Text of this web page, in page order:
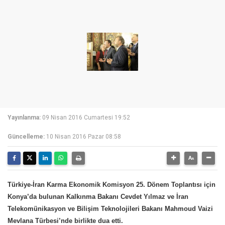
Yayınlanma: 09 Nisan 2016 Cumartesi 19:52
Güncelleme: 10 Nisan 2016 Pazar 08:58
Türkiye-İran Karma Ekonomik Komisyon 25. Dönem Toplantısı için
Konya’da bulunan Kalkınma Bakanı Cevdet Yılmaz ve İran
Telekomünikasyon ve Bilişim Teknolojileri Bakanı Mahmoud Vaizi
Mevlana Türbesi’nde birlikte dua etti.